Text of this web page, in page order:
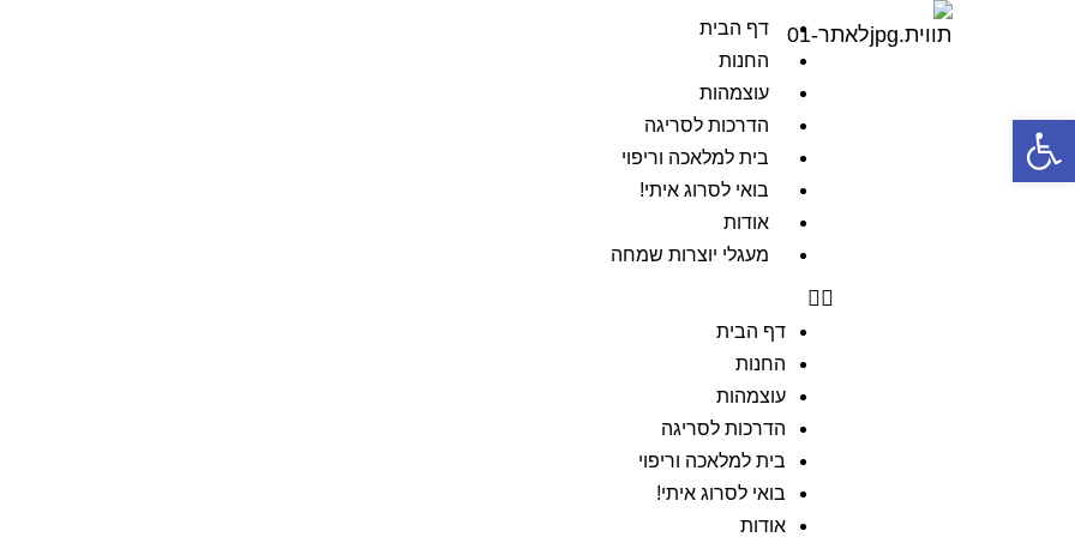
דף הבית
החנות
עוצמהות
הדרכות לסריגה
בית למלאכה וריפוי
בואי לסרוג איתי!
אודות
מעגלי יוצרות שמחה
דף הבית
החנות
עוצמהות
הדרכות לסריגה
בית למלאכה וריפוי
בואי לסרוג איתי!
אודות
פתח סרגל נגישות